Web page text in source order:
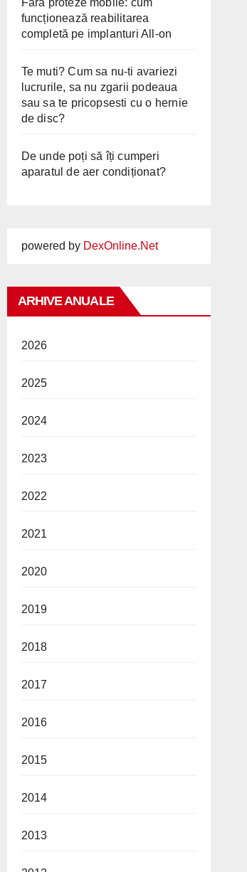
funcționează reabilitarea
completă pe implanturi All-on
Te muti? Cum sa nu-ti avariezi
lucrurile, sa nu zgarii podeaua
sau sa te pricopsesti cu o hernie
de disc?
De unde poți să îți cumperi
aparatul de aer condiționat?
powered by DexOnline.Net
ARHIVE ANUALE
2026
2025
2024
2023
2022
2021
2020
2019
2018
2017
2016
2015
2014
2013